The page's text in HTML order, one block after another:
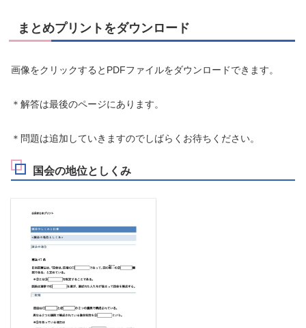
まとめプリントをダウンロード
画像をクリックするとPDFファイルをダウンロードできます。
＊解答は最後のページにあります。
＊問題は追加していきますのでしばらくお待ちください。
国会の地位としくみ